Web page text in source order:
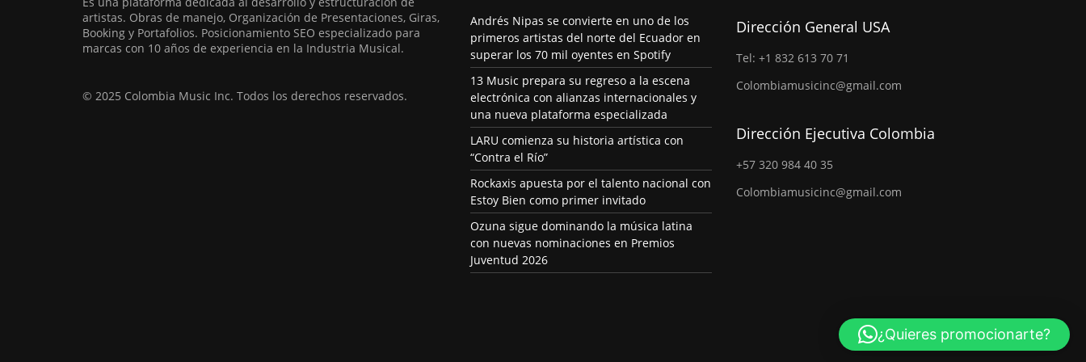
artistas. Obras de manejo, Organización de Presentaciones, Giras,
Booking y Portafolios. Posicionamiento SEO especializado para
marcas con 10 años de experiencia en la Industria Musical.
© 2025 Colombia Music Inc. Todos los derechos reservados.
Andrés Nipas se convierte en uno de los
primeros artistas del norte del Ecuador en
superar los 70 mil oyentes en Spotify
13 Music prepara su regreso a la escena
electrónica con alianzas internacionales y
una nueva plataforma especializada
LARU comienza su historia artística con
“Contra el Río”
Rockaxis apuesta por el talento nacional con
Estoy Bien como primer invitado
Ozuna sigue dominando la música latina
con nuevas nominaciones en Premios
Juventud 2026
Dirección General USA
Tel: +1 832 613 70 71
Colombiamusicinc@gmail.com
Dirección Ejecutiva Colombia
+57 320 984 40 35
Colombiamusicinc@gmail.com
¿Quieres promocionarte?